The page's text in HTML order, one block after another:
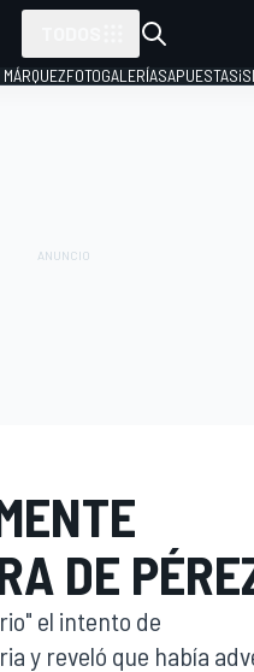
FOTOGALERÍASAPUESTAS
DE
el intento de
y reveló que había